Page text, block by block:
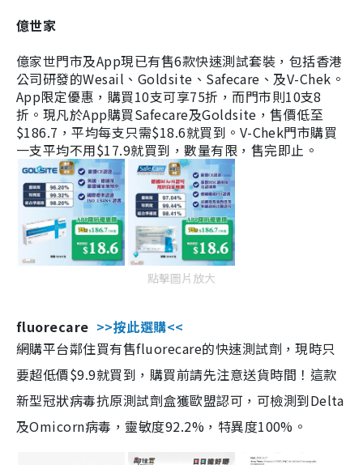
億世家
億家世門市及App現已有售6款快速測試套裝，包括香港
公司研發的Wesail、Goldsite、Safecare、及V-Chek。
App限定優惠，購買10支可享75折，而門市則10支8
折。現凡於App購買Safecare及Goldsite，售價低至
$186.7，平均每支只需$18.6就買到。V-Chek門市購買
一支平均不用$17.9就買到，數量有限，售完即止。
點擊圖片放大
fluorecare >>按此選購<<
網購平台鄰住買有售fluorecare的快速測試劑，現時只
要超低價$9.9就買到，購買前請先注意送貨時間！這款
新型冠狀病毒抗原測試劑盒獲歐盟認可，可檢測到Delta
及Omicorn病毒，靈敏度92.2%，特異度100%。